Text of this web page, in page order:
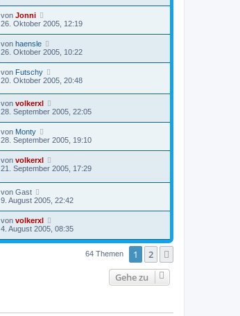
von Jonni
26. Oktober 2005, 12:19
von haensle
26. Oktober 2005, 10:22
von Futschy
20. Oktober 2005, 20:48
von volkerxl
28. September 2005, 22:05
von Monty
28. September 2005, 19:10
von volkerxl
21. September 2005, 17:29
von Gast
9. August 2005, 22:42
von volkerxl
4. August 2005, 08:35
64 Themen 1 2
Gehe zu